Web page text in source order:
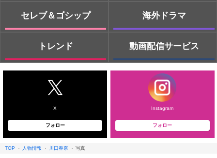
セレブ＆ゴシップ
トレンド
海外ドラマ
動画配信サービス
X
フォロー
Instagram
フォロー
TOP 人物情報 川口春奈 写真